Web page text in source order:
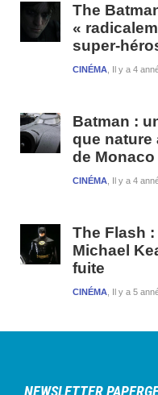
The
«
super-
Il y a 4
CINÉMA
Batman :
que nature
de Monaco
Il y a 4
CINÉMA
The Flash
Michael
fuite
Il y a 5
CINÉMA